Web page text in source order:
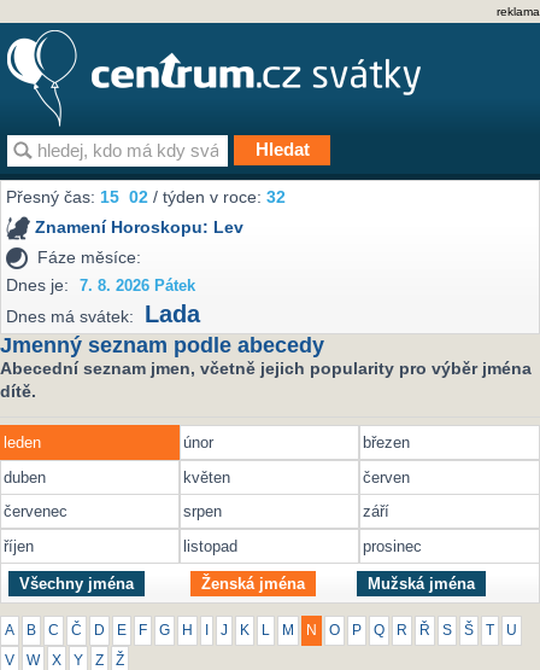
reklama
Přesný čas:15 02 / týden v roce:32
Znamení Horoskopu: Lev
Fáze měsíce:
Dnes je:
7. 8. 2026 Pátek
Dnes má svátek: Lada
Jmenný seznam podle abecedy
Abecední seznam jmen, včetně jejich popularity pro výběr jména
dítě.
leden únor
březen
duben
květen
červen
červenec
srpen
září
říjen
listopad prosinec
Všechny jména Ženská jména Mužská jména
A B C Č D E F G H J K M N O P Q R Ř S Š U
V W X Y Z Ž